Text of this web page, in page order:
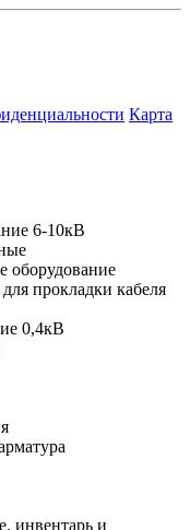
Карта
6-10кВ
оборудование
прокладки кабеля
0,4кВ
инвентарь и